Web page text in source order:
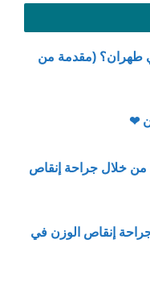
طهران؟ (مقدمة من
❤
من خلال جراحة إنقاص
جراحة إنقاص الوزن في